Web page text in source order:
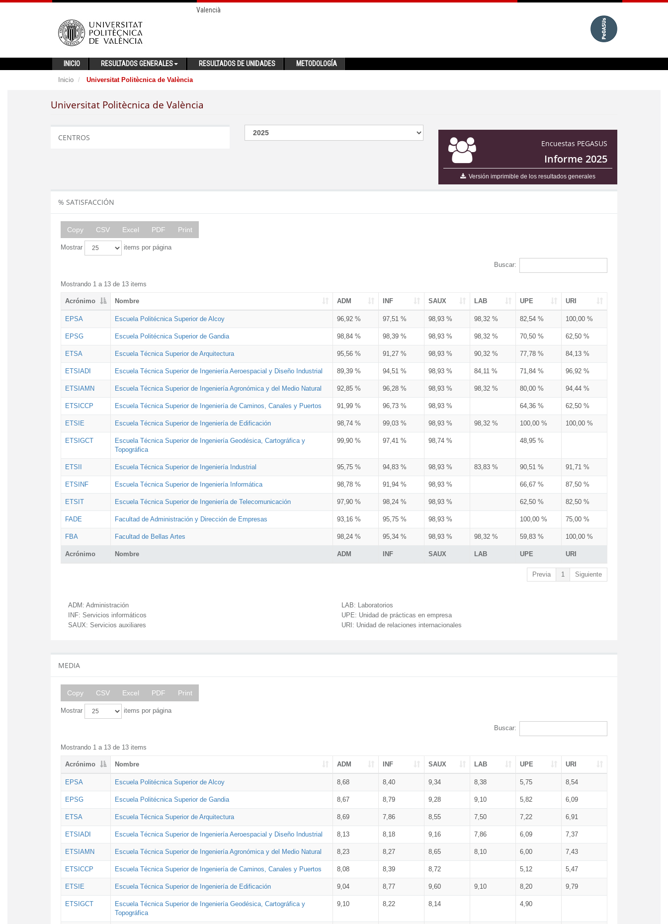
Valencià
INICIO RESULTADOS GENERALES RESULTADOS DE UNIDADES METODOLOGÍA
Inicio Universitat Politècnica de València
Universitat Politècnica de València
Encuestas PEGASUS
Informe 2025
Versión imprimible de los resultados generales
CENTROS
% SATISFACCIÓN
Copy CSV Excel PDF Print
Mostrar items por página
Buscar:
Mostrando 1 a 13 de 13 items
Acrónimo Nombre ADM INF SAUX LAB UPE URI
Acrónimo Nombre ADM INF SAUX LAB UPE URI
EPSA Escuela Politécnica Superior de Alcoy 96,92 % 97,51 % 98,93 % 98,32 % 82,54 % 100,00 %
EPSG Escuela Politécnica Superior de Gandia 98,84 % 98,39 % 98,93 % 98,32 % 70,50 % 62,50 %
ETSA Escuela Técnica Superior de Arquitectura 95,56 % 91,27 % 98,93 % 90,32 % 77,78 % 84,13 %
ETSIADI Escuela Técnica Superior de Ingeniería Aeroespacial y Diseño Industrial 89,39 % 94,51 % 98,93 % 84,11 % 71,84 % 96,92 %
ETSIAMN Escuela Técnica Superior de Ingeniería Agronómica y del Medio Natural 92,85 % 96,28 % 98,93 % 98,32 % 80,00 % 94,44 %
ETSICCP Escuela Técnica Superior de Ingeniería de Caminos, Canales y Puertos 91,99 % 96,73 % 98,93 % 64,36 % 62,50 %
ETSIE Escuela Técnica Superior de Ingeniería de Edificación 98,74 % 99,03 % 98,93 % 98,32 % 100,00 % 100,00 %
ETSIGCT
Escuela Técnica Superior de Ingeniería Geodésica, Cartográfica y
Topográfica
99,90 % 97,41 % 98,74 % 48,95 %
ETSII Escuela Técnica Superior de Ingeniería Industrial 95,75 % 94,83 % 98,93 % 83,83 % 90,51 % 91,71 %
ETSINF Escuela Técnica Superior de Ingeniería Informática 98,78 % 91,94 % 98,93 % 66,67 % 87,50 %
ETSIT Escuela Técnica Superior de Ingeniería de Telecomunicación 97,90 % 98,24 % 98,93 % 62,50 % 82,50 %
FADE Facultad de Administración y Dirección de Empresas 93,16 % 95,75 % 98,93 % 100,00 % 75,00 %
FBA Facultad de Bellas Artes 98,24 % 95,34 % 98,93 % 98,32 % 59,83 % 100,00 %
Previa 1 Siguiente
ADM: Administración
INF: Servicios informáticos
SAUX: Servicios auxiliares
LAB: Laboratorios
UPE: Unidad de prácticas en empresa
URI: Unidad de relaciones internacionales
MEDIA
Copy CSV Excel PDF Print
Mostrar items por página
Buscar:
Mostrando 1 a 13 de 13 items
Acrónimo Nombre ADM INF SAUX LAB UPE URI
EPSA Escuela Politécnica Superior de Alcoy 8,68 8,40 9,34 8,38 5,75 8,54
EPSG Escuela Politécnica Superior de Gandia 8,67 8,79 9,28 9,10 5,82 6,09
ETSA Escuela Técnica Superior de Arquitectura 8,69 7,86 8,55 7,50 7,22 6,91
ETSIADI Escuela Técnica Superior de Ingeniería Aeroespacial y Diseño Industrial 8,13 8,18 9,16 7,86 6,09 7,37
ETSIAMN Escuela Técnica Superior de Ingeniería Agronómica y del Medio Natural 8,23 8,27 8,65 8,10 6,00 7,43
ETSICCP Escuela Técnica Superior de Ingeniería de Caminos, Canales y Puertos 8,08 8,39 8,72 5,12 5,47
ETSIE Escuela Técnica Superior de Ingeniería de Edificación 9,04 8,77 9,60 9,10 8,20 9,79
ETSIGCT
Escuela Técnica Superior de Ingeniería Geodésica, Cartográfica y
Topográfica
9,10 8,22 8,14 4,90